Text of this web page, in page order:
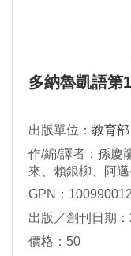
多納魯凱語第
出版單位： 教育部
作/編/譯者：孫慶
來、賴銀柳、阿邁
GPN：
出版／創刊日期
價格：50